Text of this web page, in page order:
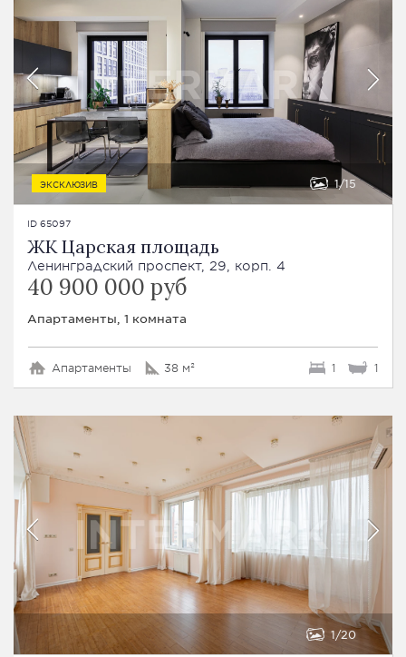
ЭКСКЛЮЗИВ 1 15
ID 65097
ЖК Царская площадь
Ленинградский проспект, 29, корп. 4
40 900 000 руб
Апартаменты, 1 комната
Апартаменты 38 м² 1 1
1 20